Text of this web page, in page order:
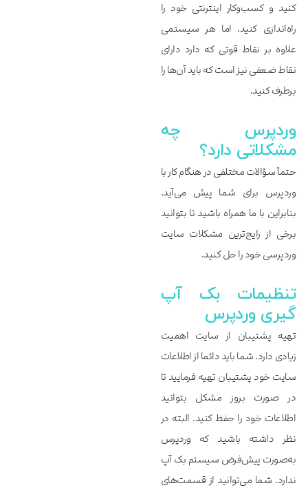
کنید و کسب‌وکار اینترنتی خود را
راه‌اندازی کنید. اما هر سیستمی
علاوه بر نقاط قوتی که دارد دارای
نقاط ضعفی نیز است که باید آن‌ها را
برطرف کنید.
وردپرس چه
مشکلاتی دارد؟
حتماً سؤالات مختلفی در هنگام کار با
وردپرس برای شما پیش می‌آید.
بنابراین با ما همراه باشید تا بتوانید
برخی از رایج‌ترین مشکلات سایت
وردپرسی خود را حل کنید.
تنظیمات بک‌‌‌‌‌ آپ‌‌‌‌‌
گیری وردپرس
تهیه پشتیبان از سایت اهمیت
زیادی دارد. شما باید دائما از اطلاعات
سایت خود پشتیبان تهیه فرمایید تا
در صورت بروز مشکل بتوانید
اطلاعات خود را حفظ کنید. البته در
نظر داشته باشید که وردپرس
به‌صورت پیش‌فرض سیستم بک آپ
ندارد. شما می‌توانید از قسمت‌های